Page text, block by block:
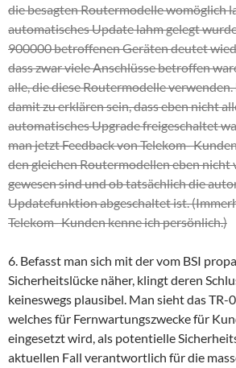
die besagten Routermodelle womöglich
automatisches Update lahm gelegt
900000 betroffenen Geräten deutet
dass zwar viele Anschlüsse betroffen
alle, die diese Routermodelle
damit zu erklären sein, dass eben nicht
automatisches Upgrade freigeschaltet
man jetzt Feedback von Telekom-
den gleichen Routermodellen eben
gewesen sind und ob tatsächlich die
Updatefunktion abgeschaltet ist.
Telekom- Kunden kenne ich persönlich.)
6. Befasst man sich mit der vom BSI
Sicherheitslücke näher, klingt deren
keineswegs plausibel. Man sieht das
welches für Fernwartungszwecke für
eingesetzt wird, als potentielle
aktuellen Fall verantwortlich für die